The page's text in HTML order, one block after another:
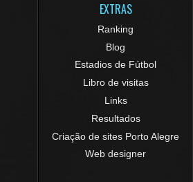
EXTRAS
Ranking
Blog
Estadios de Fútbol
Libro de visitas
Links
Resultados
Criação de sites Porto Alegre
Web designer